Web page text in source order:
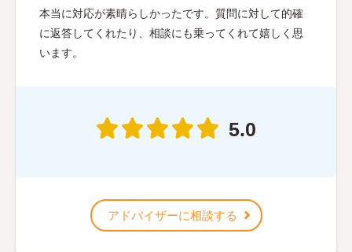
本当に対応が素晴らしかったです。質問に対して的確
に返答してくれたり、相談にも乗ってくれて嬉しく思
います。
5.0
アドバイザーに相談する